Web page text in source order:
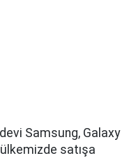
Samsung, Galaxy
satışa